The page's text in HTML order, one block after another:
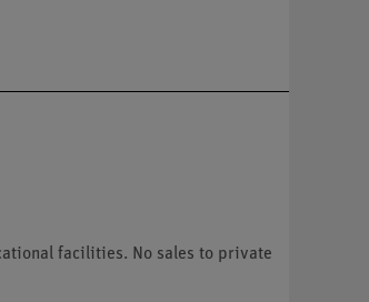
facilities. No sales to private